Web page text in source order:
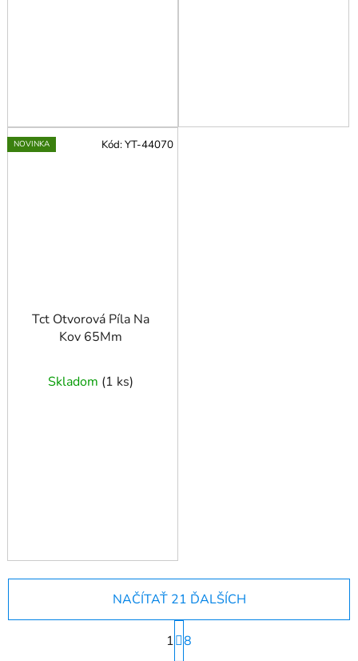
NOVINKA
Tct Otvorová Píla Na
Kov 65Mm
Skladom (1 ks)
Kód:YT-44070
NAČÍTAŤ 21 ĎALŠÍCH
S
t
1 8